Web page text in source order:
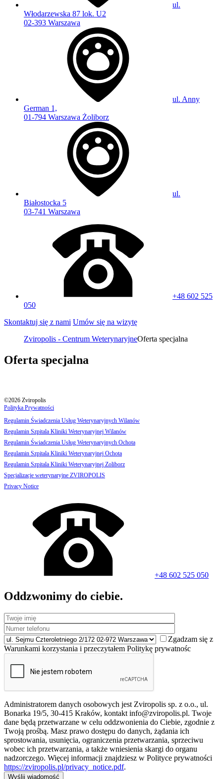
ul.
Włodarzewska 87 lok. U2
02-393 Warszawa
ul. Anny
German 1,
01-794 Warszawa Żoliborz
ul.
Białostocka 5
03-741 Warszawa
+48 602 525
050
Skontaktuj się z nami Umów się na wizytę
Zviropolis - Centrum WeterynaryjneOferta specjalna
Oferta specjalna
©2026 Zviropolis
Polityka Prywatności
Regulamin Świadczenia Usług Weterynaryjnych Wilanów
Regulamin Szpitala Kliniki Weterynaryjnej Wilanów
Regulamin Świadczenia Usług Weterynaryjnych Ochota
Regulamin Szpitala Kliniki Weterynaryjnej Ochota
Regulamin Szpitala Kliniki Weterynaryjnej Zoliborz
Specjalizacje weterynaryjne ZVIROPOLIS
Privacy Notice
+48 602 525 050
Oddzwonimy do ciebie.
Zgadzam się z
Warunkami korzystania i przeczytałem Politykę prywatnośc
Administratorem danych osobowych jest Zviropolis sp. z o.o., ul.
Bonarka 19/5, 30-415 Kraków, kontakt info@zviropolis.pl. Twoje
dane będą przetwarzane w celu oddzwonienia do Ciebie, zgodnie z
Twoją prośbą. Masz prawo dostępu do danych, żądania ich
sprostowania, usunięcia, ograniczenia przetwarzania, sprzeciwu
wobec ich przetwarzania, a także wniesienia skargi do organu
nadzorczego. Więcej informacji znajdziesz w Polityce prywatności
https://zviropolis.pl/privacy_notice.pdf.